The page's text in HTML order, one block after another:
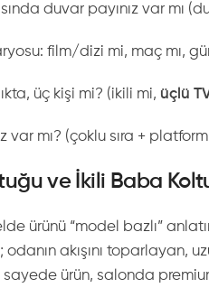
duvar payınız var mı
film/dizi mi, maç mı,
üç kişi mi? (ikili mi, üçlü
var mı? (çoklu sıra +
ve İkili Baba
ürünü “model bazlı”
odanın akışını toparlayan,
sayede ürün, salonda